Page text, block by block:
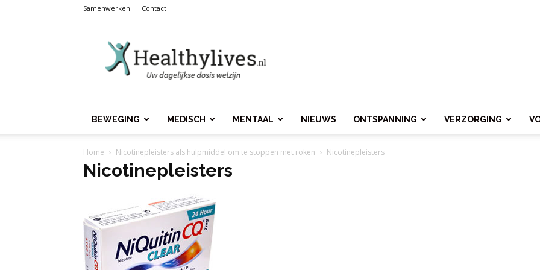
Samenwerken Contact
BEWEGING MEDISCH MENTAAL NIEUWS ONTSPANNING VERZORGING
Home Nicotinepleisters als hulpmiddel om te stoppen met roken Nicotinepleisters
Nicotinepleisters